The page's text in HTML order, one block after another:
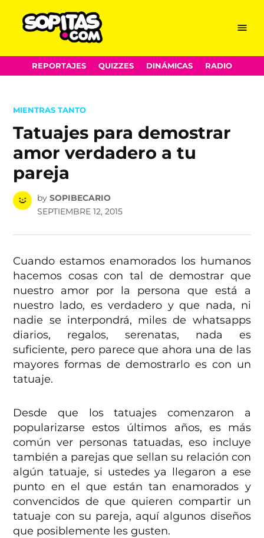
Skip
to
Menu
REPORTAJES QUIZZES DINÁMICAS RADIO
POSTED
MIENTRAS TANTO
Tatuajes para demostrar
amor verdadero a tu
pareja
by SOPIBECARIO
SEPTIEMBRE 12, 2015
Cuando estamos enamorados los humanos
hacemos cosas con tal de demostrar que
nuestro amor por la persona que está a
nuestro lado, es verdadero y que nada, ni
nadie se interpondrá, miles de whatsapps
diarios, regalos, serenatas, nada es
suficiente, pero parece que ahora una de las
mayores formas de demostrarlo es con un
tatuaje.
Desde que los tatuajes comenzaron a
popularizarse estos últimos años, es más
común ver personas tatuadas, eso incluye
también a parejas que sellan su relación con
algún tatuaje, si ustedes ya llegaron a ese
punto en el que están tan enamorados y
convencidos de que quieren compartir un
tatuaje con su pareja, aquí algunos diseños
que posiblemente les gusten.